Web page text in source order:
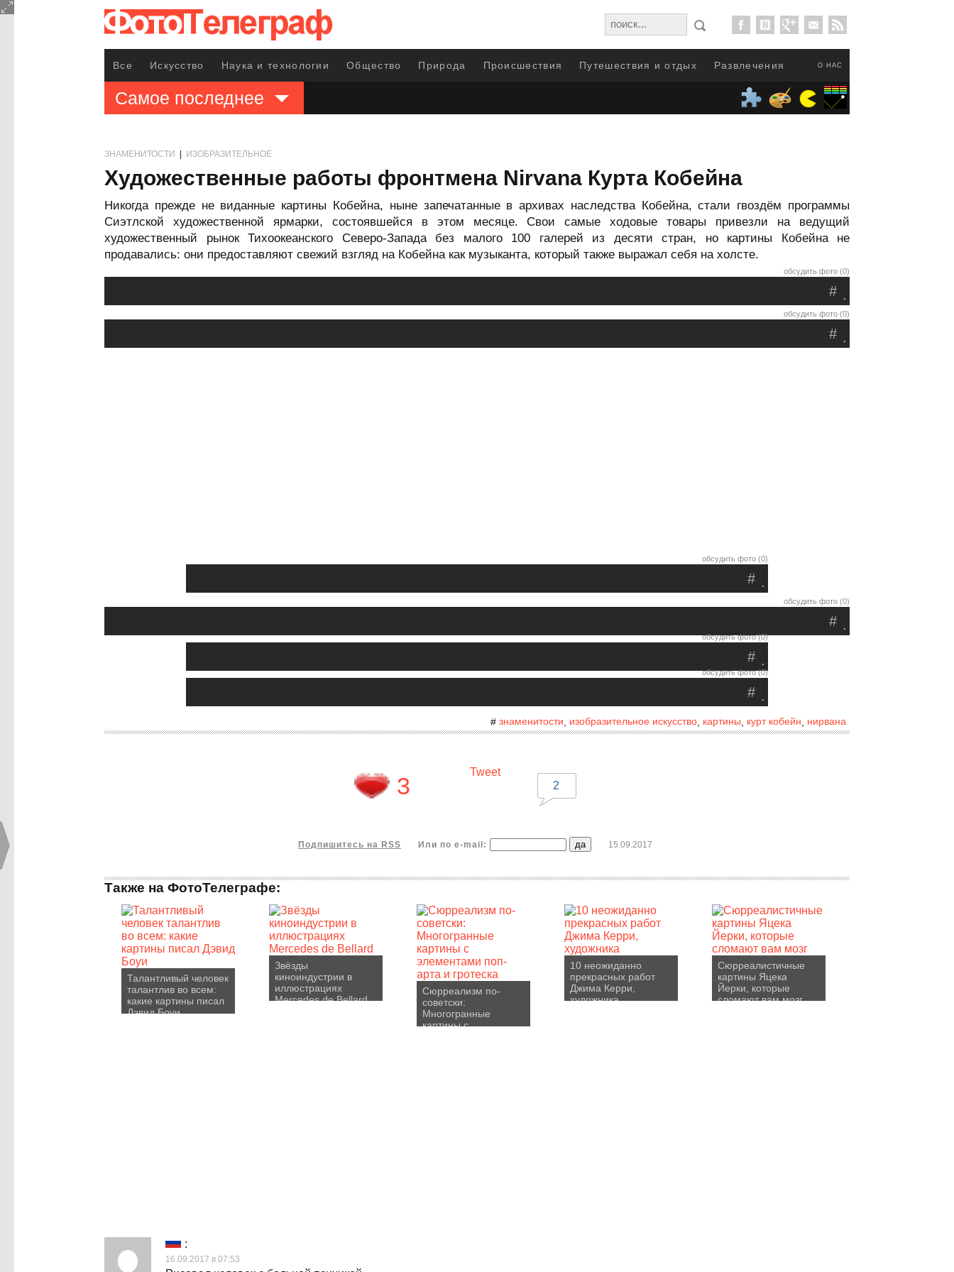
О НАС
Все Искусство Наука и технологии Общество Природа Происшествия Путешествия и отдых Развлечения
Самое последнее
ЗНАМЕНИТОСТИ ИЗОБРАЗИТЕЛЬНОЕ
Художественные работы фронтмена Nirvana Курта Кобейна
Никогда прежде не виданные картины Кобейна, ныне запечатанные в архивах наследства Кобейна, стали гвоздём программы
Сиэтлской художественной ярмарки, состоявшейся в этом месяце. Свои самые ходовые товары привезли на ведущий
художественный рынок Тихоокеанского Северо-Запада без малого 100 галерей из десяти стран, но картины Кобейна не
продавались: они предоставляют свежий взгляд на Кобейна как музыканта, который также выражал себя на холсте.
обсудить фото (0)
.
#
обсудить фото (0)
.
#
обсудить фото (0)
.
#
обсудить фото (0)
.
#
обсудить фото (0)
.
#
обсудить фото (0)
.
#
# знаменитости изобразительное искусство картины курт кобейн нирвана
3
Tweet
2
Подпишитесь на RSS Или по e-mail: 15.09.2017
Также на ФотоТелеграфе:
Талантливый человек
талантлив во всем:
какие картины писал
Дэвид Боуи
Звёзды
киноиндустрии в
иллюстрациях
Mercedes de Bellard
Сюрреализм по-
советски:
Многогранные
картины с
10 неожиданно
прекрасных работ
Джима Керри,
художника
Сюрреалистичные
картины Яцека
Йерки, которые
сломают вам мозг
:
16.09.2017 в 07:53